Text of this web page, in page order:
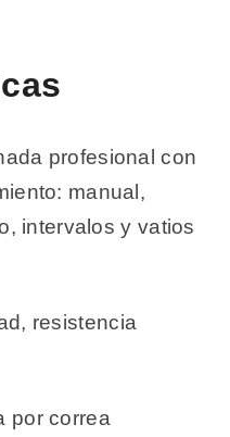
profesional con
manual,
intervalos y vatios
resistencia
por correa